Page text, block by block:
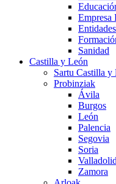
Empresa
Sanidad
Castilla y León
Sartu Castilla y
Probinziak
Ávila
Burgos
León
Palencia
Segovia
Soria
Valladolid
Zamora